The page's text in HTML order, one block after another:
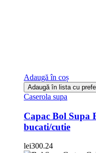
Adaugă în coș
Adaugă în lista cu
Caserola supa
Capac Bol Supa
bucati/cutie
lei300.24